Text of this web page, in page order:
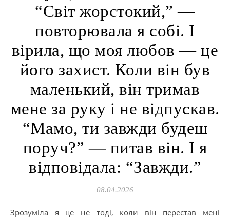
“Світ жорстокий,” —
повторювала я собі. І
вірила, що моя любов — це
його захист. Коли він був
маленький, він тримав
мене за руку і не відпускав.
“Мамо, ти завжди будеш
поруч?” — питав він. І я
відповідала: “Завжди.”
08.04.2026
Зрозуміла я це не тоді, коли він перестав мені